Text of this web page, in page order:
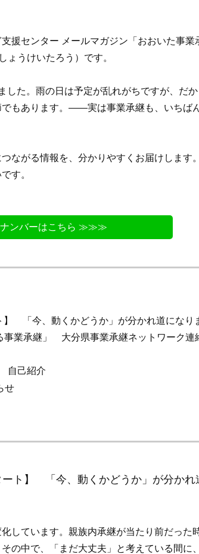
援センター メールマガジン「おおいた事業
ょうけいたろう）です。
した。雨の日は予定が乱れがちですが、だ
でもあります。――実は事業承継も、いちば
ながる情報を、分かりやすくお届けします
す。
ナンバーはこちら ≫≫≫
】 「今、動くかどうか」が分かれ道になり
事業承継」 大分県事業承継ネットワーク連
自己紹介
せ
ート】 「今、動くかどうか」が分かれ
しています。親族内承継が当たり前だった
の中で、「まだ大丈夫」と考えている間に